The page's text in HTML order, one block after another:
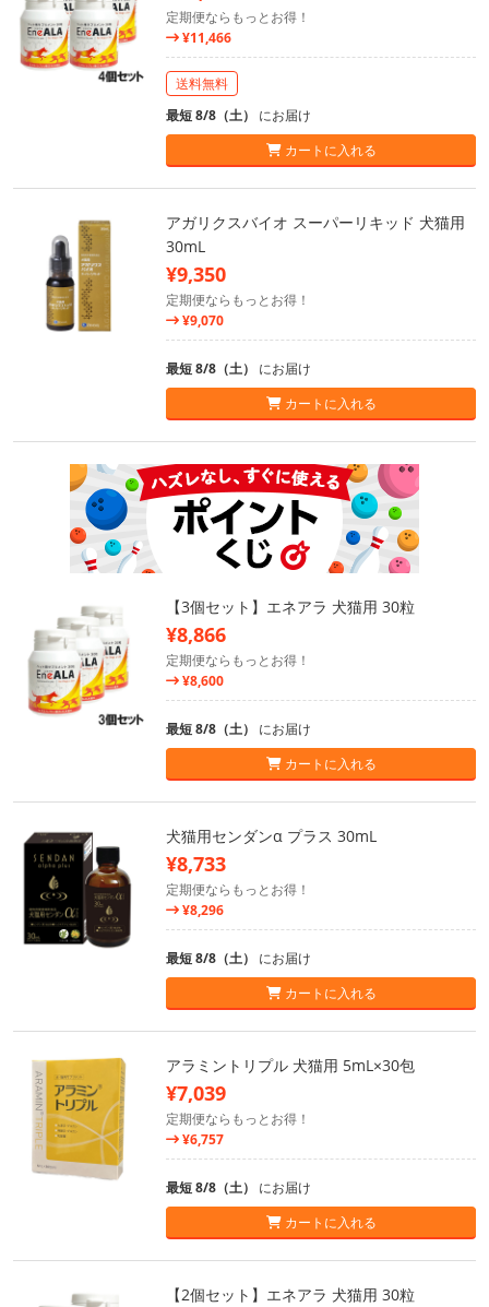
定期便ならもっとお得！
¥11,466
送料無料
最短 8/8（土） にお届け
カートに入れる
アガリクスバイオ スーパーリキッド 犬猫用
30mL
¥9,350
定期便ならもっとお得！
¥9,070
最短 8/8（土） にお届け
カートに入れる
【3個セット】エネアラ 犬猫用 30粒
¥8,866
定期便ならもっとお得！
¥8,600
最短 8/8（土） にお届け
カートに入れる
犬猫用センダンα プラス 30mL
¥8,733
定期便ならもっとお得！
¥8,296
最短 8/8（土） にお届け
カートに入れる
アラミントリプル 犬猫用 5mL×30包
¥7,039
定期便ならもっとお得！
¥6,757
最短 8/8（土） にお届け
カートに入れる
【2個セット】エネアラ 犬猫用 30粒